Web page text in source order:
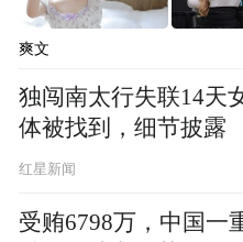
爽文
独闯南太行失联14天
体被找到，细节披露
红星新闻
受贿6798万，中国一